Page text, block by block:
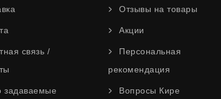
связь /
задаваемые
Отзывы на товары
Акции
Персональная
рекомендация
Вопросы Кире